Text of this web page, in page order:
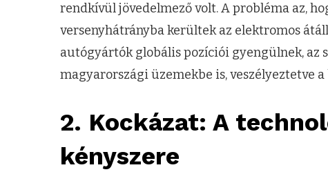
rendkívül jövedelmező volt. A probléma az,
versenyhátrányba kerültek az elektromos
autógyártók globális pozíciói gyengülnek,
magyarországi üzemekbe is, veszélyeztetve
2. Kockázat: A
kényszere